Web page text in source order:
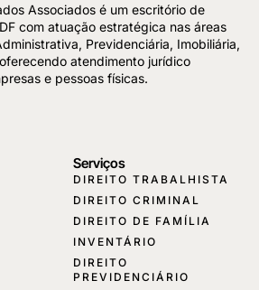
Associados é um escritório de
com atuação estratégica nas áreas
Previdenciária, Imobiliária,
atendimento jurídico
e pessoas físicas.
Serviços
DIREITO TRABALHISTA
DIREITO CRIMINAL
DIREITO DE FAMÍLIA
INVENTÁRIO
DIREITO
PREVIDENCIÁRIO